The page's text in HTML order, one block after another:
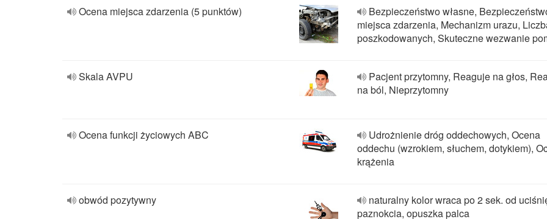
Ocena miejsca zdarzenia (5 punktów)
Bezpieczeństwo własne,
miejsca zdarzenia, Mechanizm urazu,
poszkodowanych, Skuteczne wezwanie
Skala AVPU
Pacjent przytomny, Reaguje na głos,
na ból, Nieprzytomny
Ocena funkcji życiowych ABC
Udrożnienie dróg oddechowych, Ocena
oddechu (wzrokiem, słuchem, dotykiem),
krążenia
obwód pozytywny
naturalny kolor wraca po 2 sek. od
paznokcia, opuszka palca